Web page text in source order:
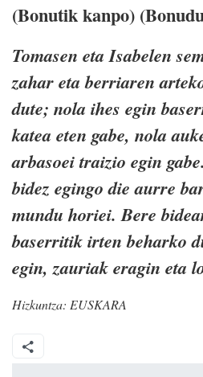
(Bonutik kanpo)
Tomasen eta Isabelen
zahar eta berriaren
dute; nola ihes egin
katea eten gabe, nola
arbasoei traizio egin
bidez egingo die aurre
mundu horiei. Bere
baserritik irten beharko
egin, zauriak eragin eta
Hizkuntza: EUSKARA